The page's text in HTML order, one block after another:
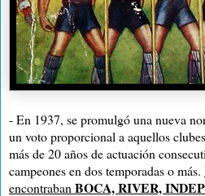
- En 1937, se promulgó una nueva
un voto proporcional a aquellos
más de 20 años de actuación
campeones en dos temporadas o más.
encontraban BOCA, RIVER,